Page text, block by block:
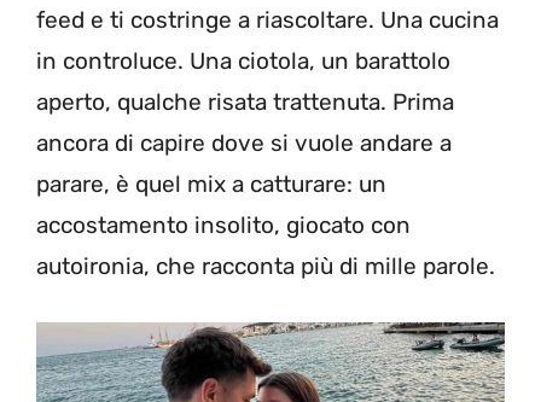
feed e ti costringe a riascoltare. Una cucina
in controluce. Una ciotola, un barattolo
aperto, qualche risata trattenuta. Prima
ancora di capire dove si vuole andare a
parare, è quel mix a catturare: un
accostamento insolito, giocato con
autoironia, che racconta più di mille parole.